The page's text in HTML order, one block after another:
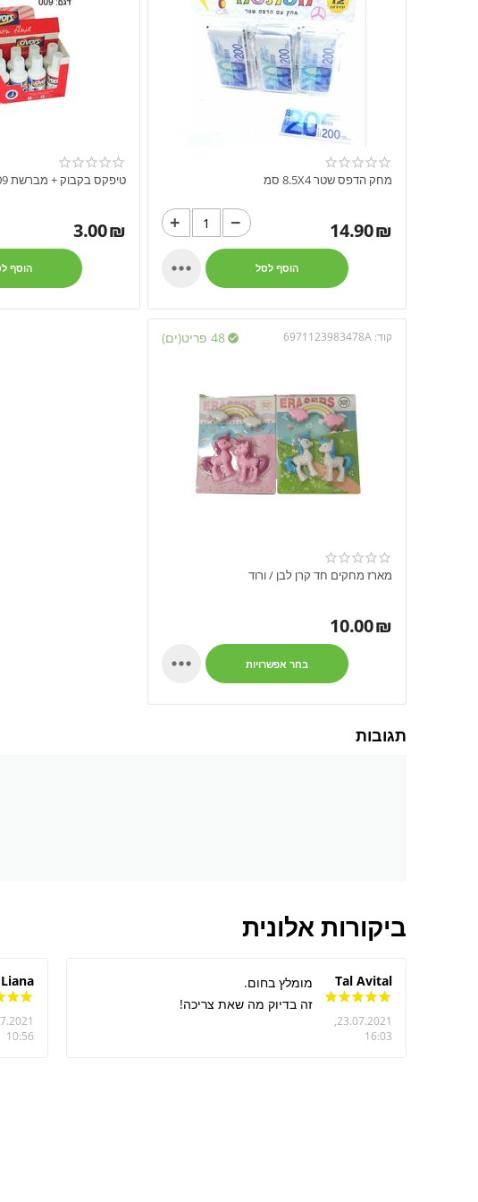
מחק הדפס שטר 8.5X4 סמ
+ − 14.90₪
הוסף לסל 
טיפקס בקבוק + מברשת 009
3.00₪
הוסף
קוד: 6971123983478A 48 פריט(ים) 
מארז מחקים חד קרן לבן / ורוד
10.00₪
בחר אפשרויות 
תגובות
ביקורות אלונית
Tal Avital
23.07.2021,
16:03
מומלץ בחום.
זה בדיוק מה שאת צריכה!
Liana
10:56